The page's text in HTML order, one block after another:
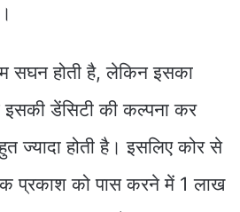
सघन होती है, लेकिन इसका
डेंसिटी की कल्पना कर
ज्यादा होती है। इसलिए कोर से
प्रकाश को पास करने में 1 लाख